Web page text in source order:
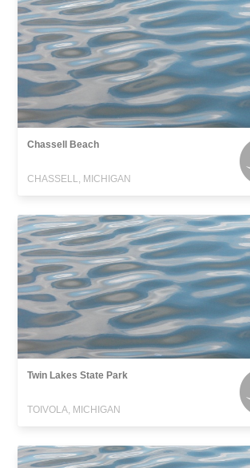
Chassell Beach
CHASSELL, MICHIGAN
Twin Lakes State Park
TOIVOLA, MICHIGAN